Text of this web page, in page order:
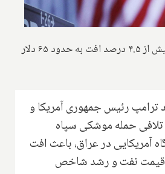
قیمت نفت برنت با بیش از ۴.۵ درصد افت به حدود ۶۵ دلار
ترامپ رئیس جمهوری آمریکا و
حمله موشکی سپاه
آمریکایی در عراق، باعث افت
قیمت نفت و رشد شاخص